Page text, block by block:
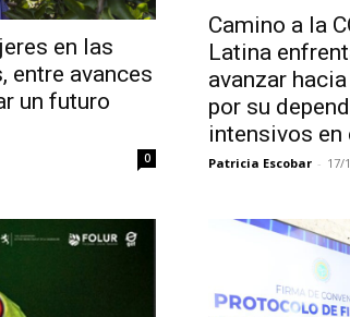
en las
entre avances
un futuro
0
Camino a la
Latina
avanzar
por su
intensivos en
Patricia Escobar - 17/